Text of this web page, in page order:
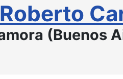
(Buenos